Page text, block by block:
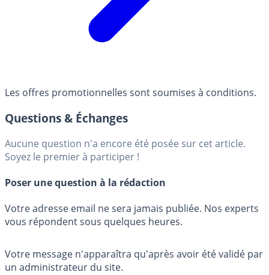
Les offres promotionnelles sont soumises à conditions.
Questions & Échanges
Aucune question n'a encore été posée sur cet article.
Soyez le premier à participer !
Poser une question à la rédaction
Votre adresse email ne sera jamais publiée. Nos experts
vous répondent sous quelques heures.
Votre message n'apparaîtra qu'après avoir été validé par
un administrateur du site.